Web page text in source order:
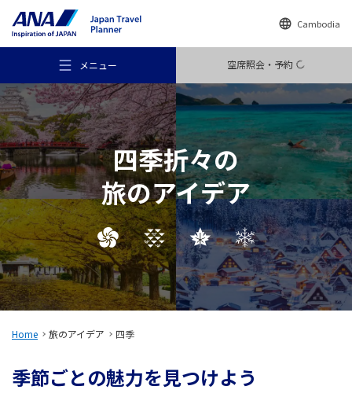
Cambodia
メニュー 空席照会・予約
おすすめの旅
旅のアイデア
行き先
四季折々の
旅のアイデア
Home 旅のアイデア 四季
季節ごとの魅力を見つけよう